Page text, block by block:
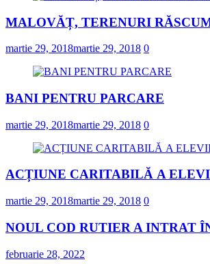
MALOVĂȚ, TERENURI
martie 29, 2018martie 29, 2018 0
BANI PENTRU PARCARE
martie 29, 2018martie 29, 2018 0
ACȚIUNE CARITABILĂ A
martie 29, 2018martie 29, 2018 0
NOUL COD RUTIER A INTRAT
februarie 28, 2022